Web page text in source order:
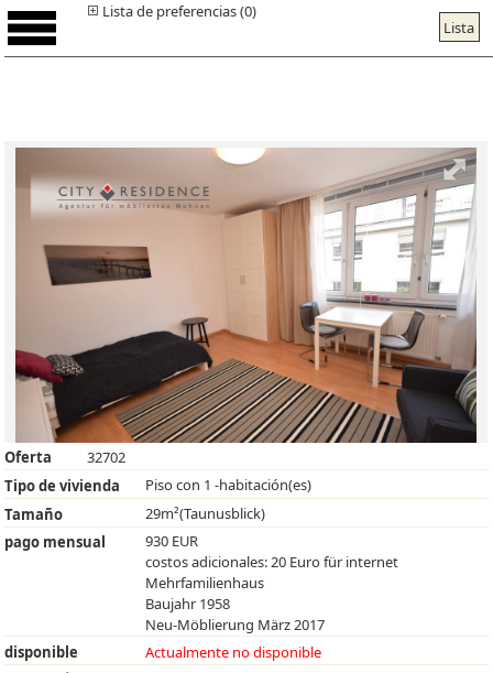
Lista
Lista de preferencias (0)
Oferta
32702
Tipo de vivienda
Piso con 1 -habitación(es)
Tamaño
29m²(Taunusblick)
pago mensual
930 EUR
costos adicionales: 20 Euro für internet
Mehrfamilienhaus
Baujahr 1958
Neu-Möblierung März 2017
disponible
Actualmente no disponible